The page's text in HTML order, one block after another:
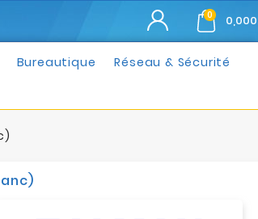
0
Bureautique Réseau & Sécurité